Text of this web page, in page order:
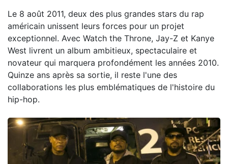
Le 8 août 2011, deux des plus grandes stars du rap
américain unissent leurs forces pour un projet
exceptionnel. Avec Watch the Throne, Jay-Z et Kanye
West livrent un album ambitieux, spectaculaire et
novateur qui marquera profondément les années 2010.
Quinze ans après sa sortie, il reste l'une des
collaborations les plus emblématiques de l'histoire du
hip-hop.